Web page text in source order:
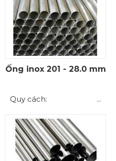
Ống inox 201 - 28.0 mm
Quy cách: ...